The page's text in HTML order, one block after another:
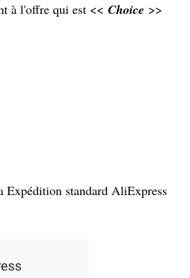
à l'offre qui est << Choice >>
standard AliExpress